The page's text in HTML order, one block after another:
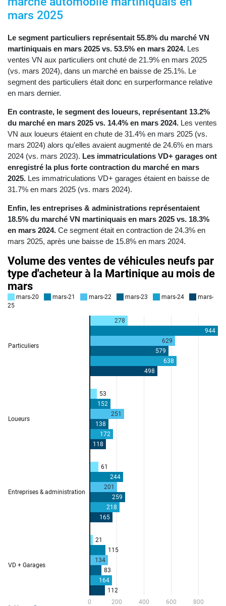
mars 2025
Le segment particuliers représentait 55.8% du marché VN
martiniquais en mars 2025 vs. 53.5% en mars 2024. Les
ventes VN aux particuliers ont chuté de 21.9% en mars 2025
(vs. mars 2024), dans un marché en baisse de 25.1%. Le
segment des particuliers était donc en surperformance relative
en mars dernier.
En contraste, le segment des loueurs, représentant 13.2%
du marché en mars 2025 vs. 14.4% en mars 2024. Les ventes
VN aux loueurs étaient en chute de 31.4% en mars 2025 (vs.
mars 2024) alors qu’elles avaient augmenté de 24.6% en mars
2024 (vs. mars 2023). Les immatriculations VD+ garages ont
enregistré la plus forte contraction du marché en mars
2025. Les immatriculations VD+ garages étaient en baisse de
31.7% en mars 2025 (vs. mars 2024).
Enfin, les entreprises & administrations représentaient
18.5% du marché VN martiniquais en mars 2025 vs. 18.3%
en mars 2024. Ce segment était en contraction de 24.3% en
mars 2025, après une baisse de 15.8% en mars 2024.